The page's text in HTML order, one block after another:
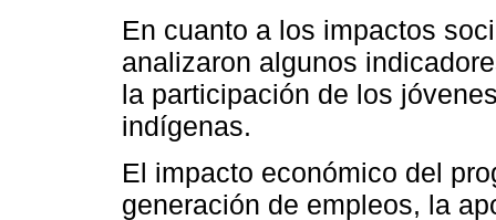
En cuanto a los impactos
analizaron algunos
la participación de los
indígenas.
El impacto económico del
generación de empleos, la